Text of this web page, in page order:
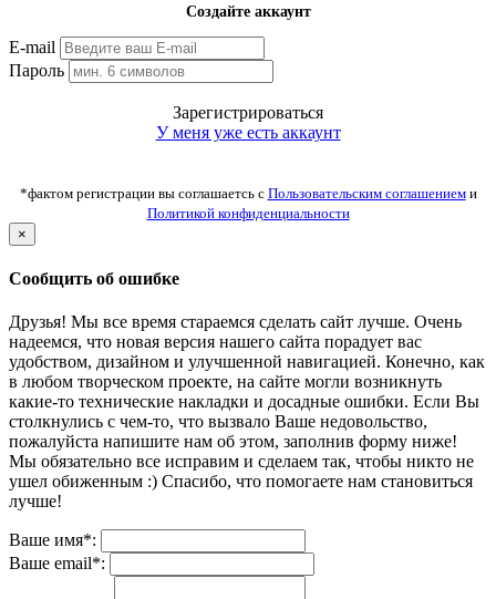
Создайте аккаунт
E-mail
Пароль
Зарегистрироваться
У меня уже есть аккаунт
*фактом регистрации вы соглашаетсь с Пользовательским соглашениеми
Политикой конфиденциальности
×
Сообщить об ошибке
Друзья! Мы все время стараемся сделать сайт лучше. Очень
надеемся, что новая версия нашего сайта порадует вас
удобством, дизайном и улучшенной навигацией. Конечно, как
в любом творческом проекте, на сайте могли возникнуть
какие-то технические накладки и досадные ошибки. Если Вы
столкнулись с чем-то, что вызвало Ваше недовольство,
пожалуйста напишите нам об этом, заполнив форму ниже!
Мы обязательно все исправим и сделаем так, чтобы никто не
ушел обиженным :) Спасибо, что помогаете нам становиться
лучше!
Ваше имя*:
Ваше email*: